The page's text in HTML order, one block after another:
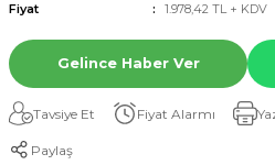
Fiyat
1.978,42 TL + KDV
Gelince Haber Ver
Tavsiye Et Fiyat Alarmı
Paylaş